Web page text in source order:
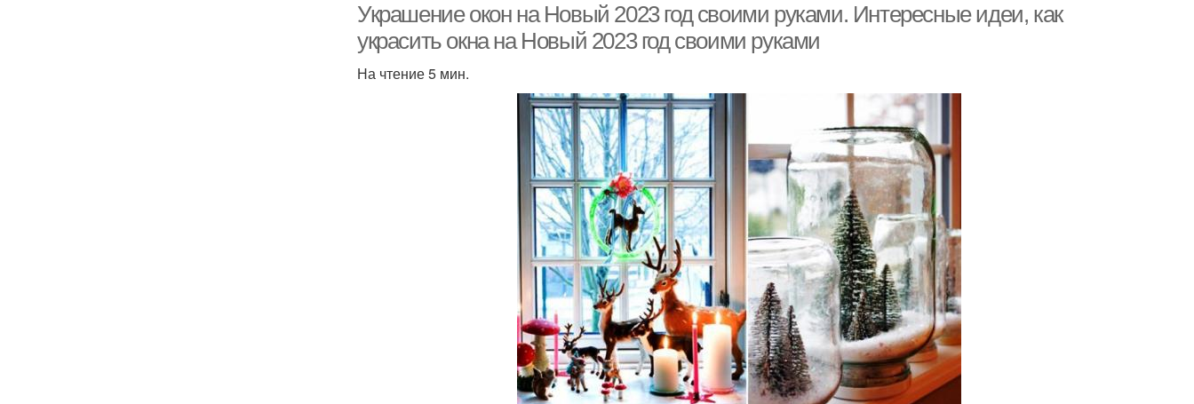
Украшение окон на Новый 2023 год своими руками. Интересные идеи, как
украсить окна на Новый 2023 год своими руками
На чтение 5 мин.